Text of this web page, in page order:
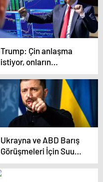
Trump: Çin anlaşma
istiyor, onların
aramasını bekliyorum
Ukrayna ve ABD Barış
Görüşmeleri İçin Suudi
Arabistan’da Bir Araya
Geliyor